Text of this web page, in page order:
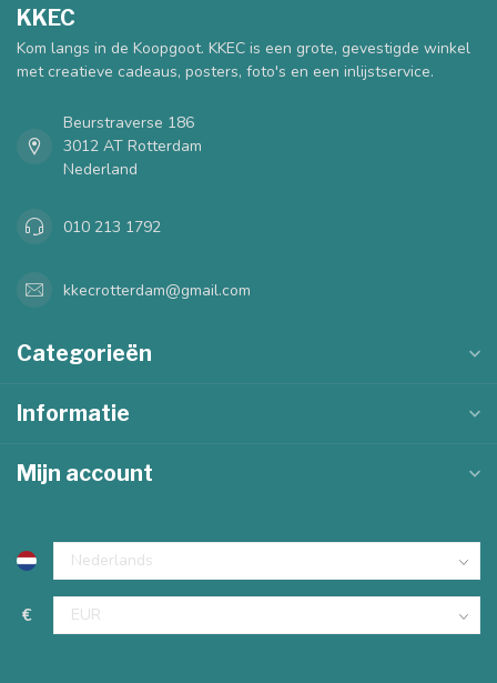
KKEC
Kom langs in de Koopgoot. KKEC is een grote, gevestigde winkel
met creatieve cadeaus, posters, foto's en een inlijstservice.
Beurstraverse 186
3012 AT Rotterdam
Nederland
010 213 1792
kkecrotterdam@gmail.com
Categorieën
Informatie
Mijn account
€